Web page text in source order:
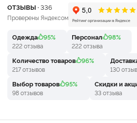
ОТЗЫВЫ · 336
Проверены Яндексом
Одежда 95%
222 отзыва
Персонал 98%
222 отзыва
Количество товаров 96%
217 отзывов 130
Выбор товаров 95%
98 отзывов
Скидки и
33 отзыва